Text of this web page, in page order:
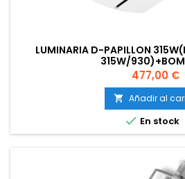
LUMINARIA D-PAPILLON
315W/
Precio
477,00 €
 Añadir al
 En stock